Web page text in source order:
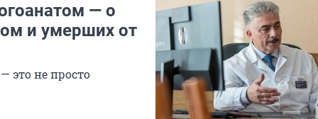
— о
и умерших от
это не просто